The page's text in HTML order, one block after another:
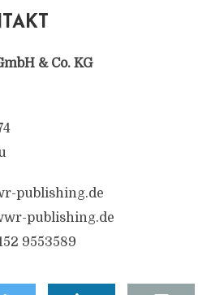
& Co. KG
publishing.de
publishing.de
9553589